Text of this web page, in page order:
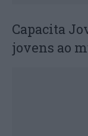
Capacita
jovens ao